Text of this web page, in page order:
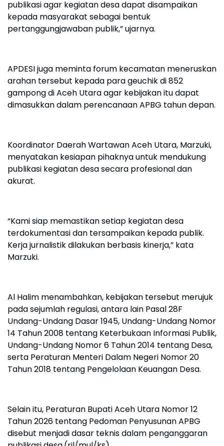
publikasi agar kegiatan desa dapat disampaikan
kepada masyarakat sebagai bentuk
pertanggungjawaban publik,” ujarnya.
APDESI juga meminta forum kecamatan meneruskan
arahan tersebut kepada para geuchik di 852
gampong di Aceh Utara agar kebijakan itu dapat
dimasukkan dalam perencanaan APBG tahun depan.
Koordinator Daerah Wartawan Aceh Utara, Marzuki,
menyatakan kesiapan pihaknya untuk mendukung
publikasi kegiatan desa secara profesional dan
akurat.
“Kami siap memastikan setiap kegiatan desa
terdokumentasi dan tersampaikan kepada publik.
Kerja jurnalistik dilakukan berbasis kinerja,” kata
Marzuki.
Al Halim menambahkan, kebijakan tersebut merujuk
pada sejumlah regulasi, antara lain Pasal 28F
Undang-Undang Dasar 1945, Undang-Undang Nomor
14 Tahun 2008 tentang Keterbukaan Informasi Publik,
Undang-Undang Nomor 6 Tahun 2014 tentang Desa,
serta Peraturan Menteri Dalam Negeri Nomor 20
Tahun 2018 tentang Pengelolaan Keuangan Desa.
Selain itu, Peraturan Bupati Aceh Utara Nomor 12
Tahun 2026 tentang Pedoman Penyusunan APBG
disebut menjadi dasar teknis dalam penganggaran